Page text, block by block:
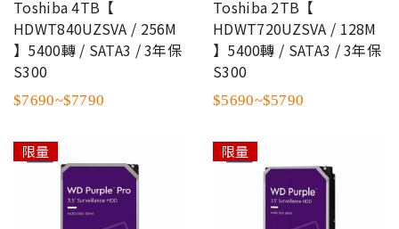
Toshiba 4TB【
HDWT840UZSVA / 256M
】5400轉 / SATA3 / 3年保
S300
$7690~$7790
Toshiba 2TB【
HDWT720UZSVA / 128M
】5400轉 / SATA3 / 3年保
S300
$5690~$5790
限量 限量